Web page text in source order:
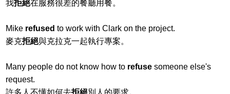
我拒絕在服務很差的餐廳用餐。
Mike refused to work with Clark on the project.
麥克拒絕與克拉克一起執行專案。
Many people do not know how to refuse someone else's
request.
許多人不懂如何去拒絕別人的要求。